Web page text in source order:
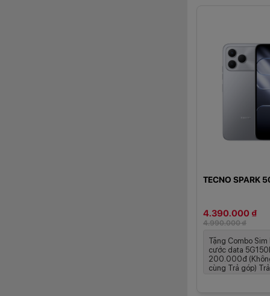
TECNO SPARK
TECNO SPARK
4.390.000 ₫
4.990.000 ₫
Tặng Combo Sim
cước data
200.000đ
cùng Trả góp)